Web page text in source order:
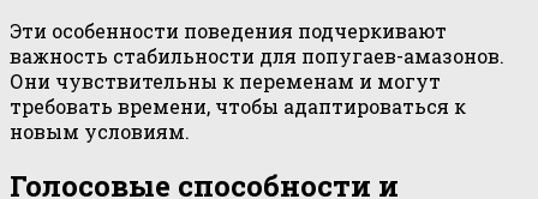
Эти особенности поведения подчеркивают
важность стабильности для попугаев-амазонов.
Они чувствительны к переменам и могут
требовать времени, чтобы адаптироваться к
новым условиям.
Голосовые способности и